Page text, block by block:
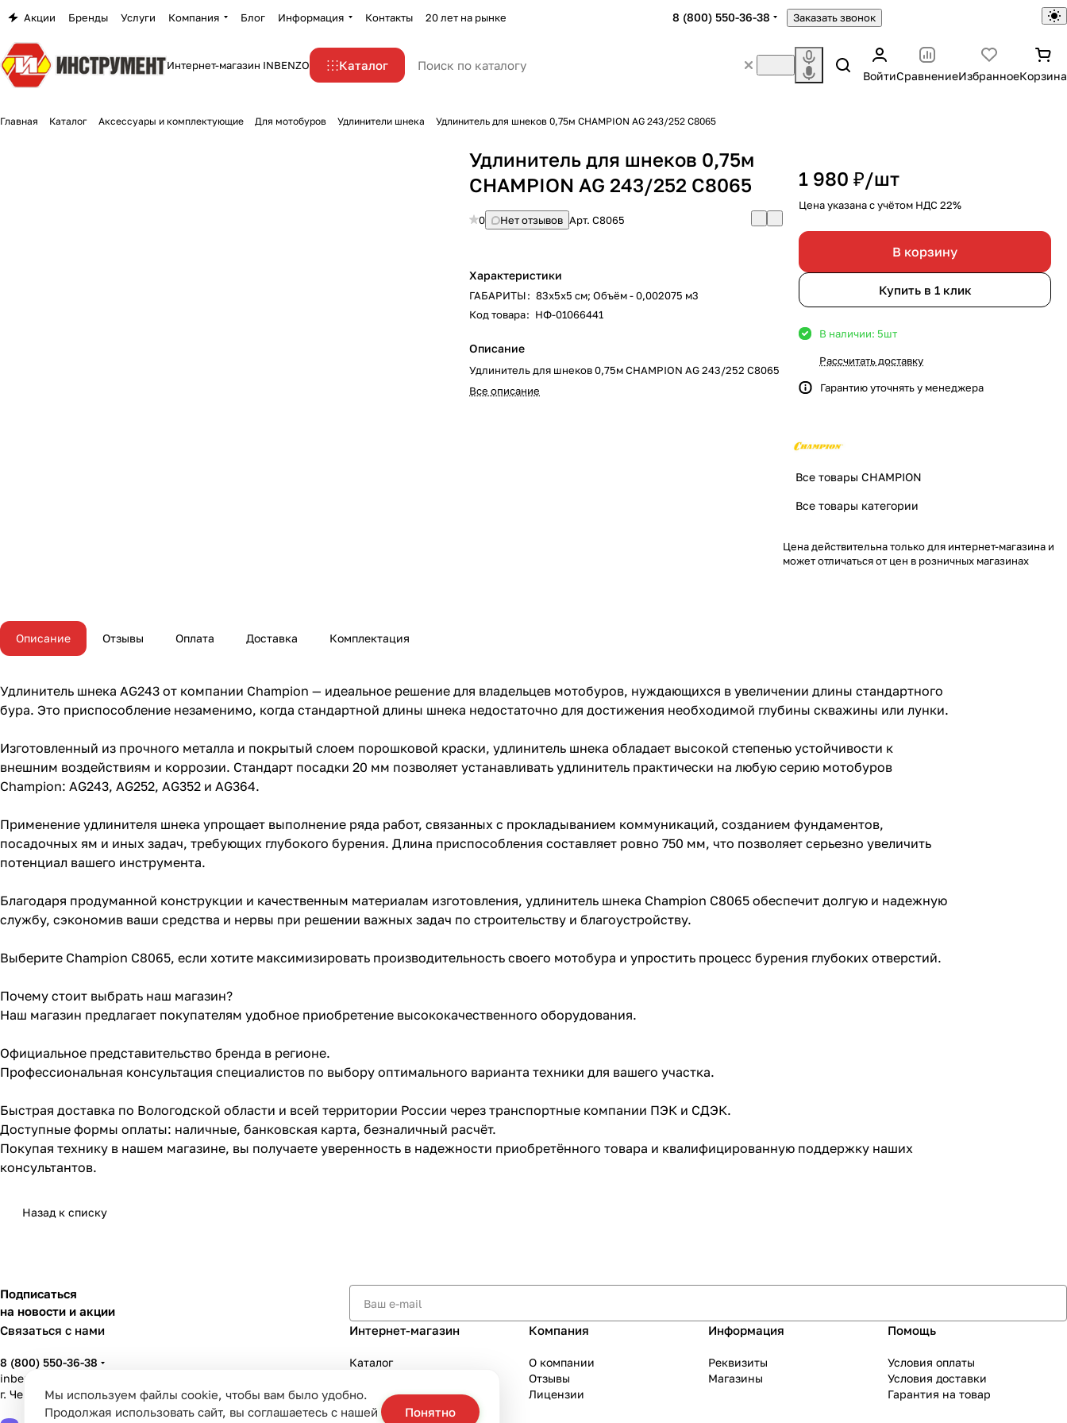
Мы используем файлы cookie, чтобы вам было удобно.
Продолжая использовать сайт, вы соглашаетесь с нашей
Понятно
Акции Бренды Услуги Компания Блог Информация Контакты 20 лет на рынке 8 (800) 550-36-38 Заказать звонок
Интернет-магазин INBENZO Каталог
ВойтиСравнениеИзбранноеКорзина
Главная Каталог Аксессуары и комплектующие Для мотобуров Удлинители шнека Удлинитель для шнеков 0,75м CHAMPION AG 243/252 С8065
Удлинитель для шнеков 0,75м
CHAMPION AG 243/252 С8065
0 Нет отзывов Арт.С8065
Характеристики
ГАБАРИТЫ: 83х5х5 см; Объём - 0,002075 м3
Код товара: НФ-01066441
Описание
Удлинитель для шнеков 0,75м CHAMPION AG 243/252 С8065
Все описание
1 980 ₽/шт
Цена указана с учётом НДС 22%
В корзину
Купить в 1 клик
В наличии: 5шт
Рассчитать доставку
Гарантию уточнять у менеджера
Все товары CHAMPION
Все товары категории
Цена действительна только для интернет-магазина и
может отличаться от цен в розничных магазинах
Описание Отзывы Оплата Доставка Комплектация
Удлинитель шнека AG243 от компании Champion — идеальное решение для владельцев мотобуров, нуждающихся в увеличении длины стандартного
бура. Это приспособление незаменимо, когда стандартной длины шнека недостаточно для достижения необходимой глубины скважины или лунки.
Изготовленный из прочного металла и покрытый слоем порошковой краски, удлинитель шнека обладает высокой степенью устойчивости к
внешним воздействиям и коррозии. Стандарт посадки 20 мм позволяет устанавливать удлинитель практически на любую серию мотобуров
Champion: AG243, AG252, AG352 и AG364.
Применение удлинителя шнека упрощает выполнение ряда работ, связанных с прокладыванием коммуникаций, созданием фундаментов,
посадочных ям и иных задач, требующих глубокого бурения. Длина приспособления составляет ровно 750 мм, что позволяет серьезно увеличить
потенциал вашего инструмента.
Благодаря продуманной конструкции и качественным материалам изготовления, удлинитель шнека Champion C8065 обеспечит долгую и надежную
службу, сэкономив ваши средства и нервы при решении важных задач по строительству и благоустройству.
Выберите Champion C8065, если хотите максимизировать производительность своего мотобура и упростить процесс бурения глубоких отверстий.
Почему стоит выбрать наш магазин?
Наш магазин предлагает покупателям удобное приобретение высококачественного оборудования.
Официальное представительство бренда в регионе.
Профессиональная консультация специалистов по выбору оптимального варианта техники для вашего участка.
Быстрая доставка по Вологодской области и всей территории России через транспортные компании ПЭК и СДЭК.
Доступные формы оплаты: наличные, банковская карта, безналичный расчёт.
Покупая технику в нашем магазине, вы получаете уверенность в надежности приобретённого товара и квалифицированную поддержку наших
консультантов.
Назад к списку
Подписаться
на новости и акции
Связаться с нами
8 (800) 550-36-38
inbenzo35@list.ru
г. Череповец, ул. Вологодская, д. 50А
Интернет-магазин
Каталог
Бренды
Услуги
Компания
О компании
Отзывы
Лицензии
Информация
Реквизиты
Магазины
Помощь
Условия оплаты
Условия доставки
Гарантия на товар